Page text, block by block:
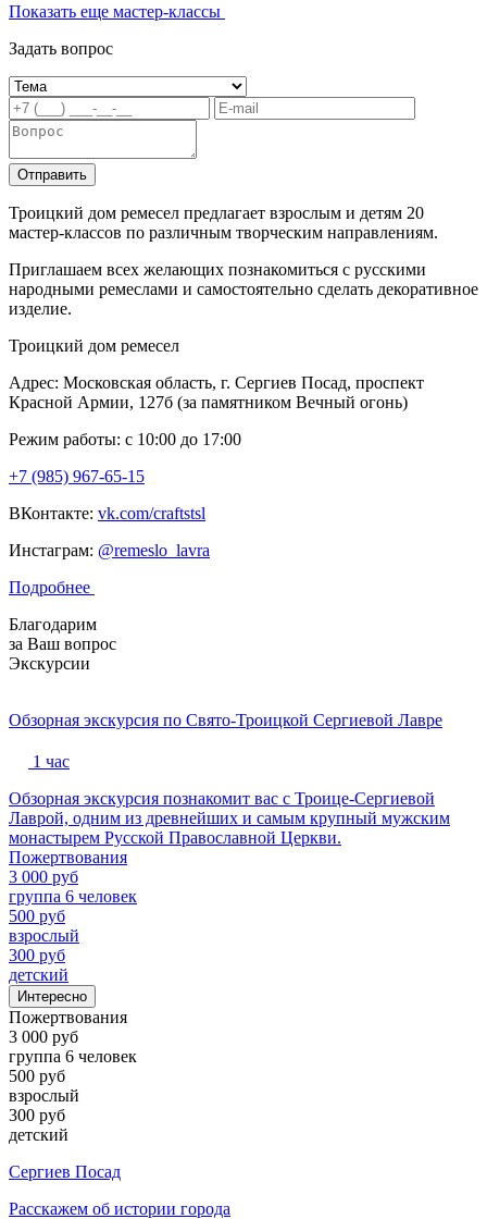
Показать еще мастер-классы
Задать вопрос
Отправить
Троицкий дом ремесел предлагает взрослым и детям 20
мастер-классов по различным творческим направлениям.
Приглашаем всех желающих познакомиться с русскими
народными ремеслами и самостоятельно сделать декоративное
изделие.
Троицкий дом ремесел
Адрес: Московская область, г. Сергиев Посад, проспект
Красной Армии, 127б (за памятником Вечный огонь)
Режим работы: с 10:00 до 17:00
+7 (985) 967-65-15
ВКонтакте: vk.com/craftstsl
Инстаграм: @remeslo_lavra
Подробнее
Благодарим
за Ваш вопрос
Экскурсии
Обзорная экскурсия по Свято-Троицкой Сергиевой Лавре
1 час
Обзорная экскурсия познакомит вас с Троице-Сергиевой
Лаврой, одним из древнейших и самым крупный мужским
монастырем Русской Православной Церкви.
Пожертвования
3 000 руб
группа 6 человек
500 руб
взрослый
300 руб
детский
Интересно
Пожертвования
3 000 руб
группа 6 человек
500 руб
взрослый
300 руб
детский
Сергиев Посад
Расскажем об истории города